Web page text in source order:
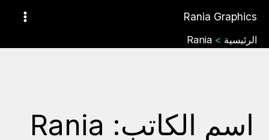
المحتوى
Rania Graphics
الرئيسية Rania
اسم الكاتب: Rania
عن: